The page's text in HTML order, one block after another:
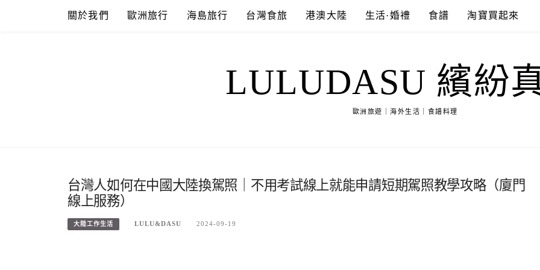
關於我們 歐洲旅行 海島旅行 台灣食旅 港澳大陸 生活·婚禮 食譜 淘寶買起來
LULUDASU 繽紛
歐洲旅遊｜海外生活｜食譜料理
台灣人如何在中國大陸換駕照｜不用考試線上就能申請短期駕照教學攻略（廈門
線上服務）
大陸工作生活 LULU&DASU 2024-09-19